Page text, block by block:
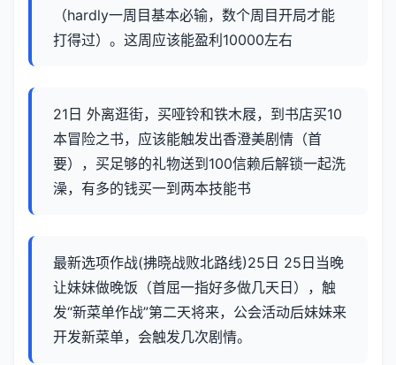
（hardly一周目基本必输，数个周目开局才能
打得过）。这周应该能盈利10000左右
21日 外离逛街，买哑铃和铁木屐，到书店买10
本冒险之书，应该能触发出香澄美剧情（首
要），买足够的礼物送到100信赖后解锁一起洗
澡，有多的钱买一到两本技能书
最新选项作战(拂晓战败北路线)25日 25日当晚
让妹妹做晚饭（首屈一指好多做几天日），触
发“新菜单作战”第二天将来，公会活动后妹妹来
开发新菜单，会触发几次剧情。